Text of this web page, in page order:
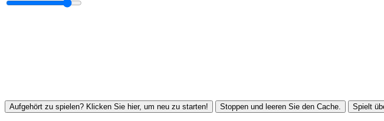
Aufgehört zu spielen? Klicken Sie hier, um neu zu starten! Stoppen und leeren Sie den Cache. Spielt